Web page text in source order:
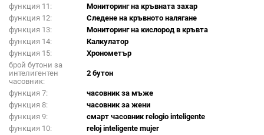
функция 11:
Мониторинг на кръвната захар
функция 12:
Следене на кръвното налягане
функция 13:
Мониторинг на кислород в кръвта
функция 14:
Калкулатор
функция 15:
Хронометър
брой бутони за
интелигентен
часовник:
2 бутон
функция 7:
часовник за мъже
функция 8:
часовник за жени
функция 9:
смарт часовник relogio inteligente
функция 10:
reloj inteligente mujer